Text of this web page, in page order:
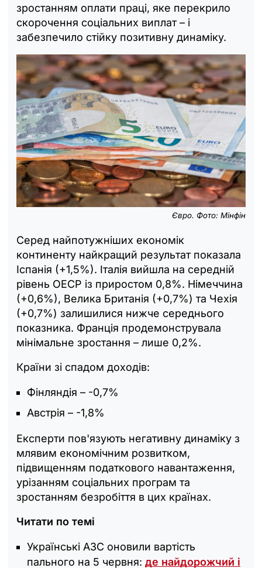
зростанням оплати праці, яке перекрило
скорочення соціальних виплат – і
забезпечило стійку позитивну динаміку.
Євро. Фото: Мінфін
Серед найпотужніших економік
континенту найкращий результат показала
Іспанія (+1,5%). Італія вийшла на середній
рівень ОЕСР із приростом 0,8%. Німеччина
(+0,6%), Велика Британія (+0,7%) та Чехія
(+0,7%) залишилися нижче середнього
показника. Франція продемонструвала
мінімальне зростання – лише 0,2%.
Країни зі спадом доходів:
Фінляндія – -0,7%
Австрія – -1,8%
Експерти пов'язують негативну динаміку з
млявим економічним розвитком,
підвищенням податкового навантаження,
урізанням соціальних програм та
зростанням безробіття в цих країнах.
Читати по темі
Українські АЗС оновили вартість
пального на 5 червня: де найдорожчий і